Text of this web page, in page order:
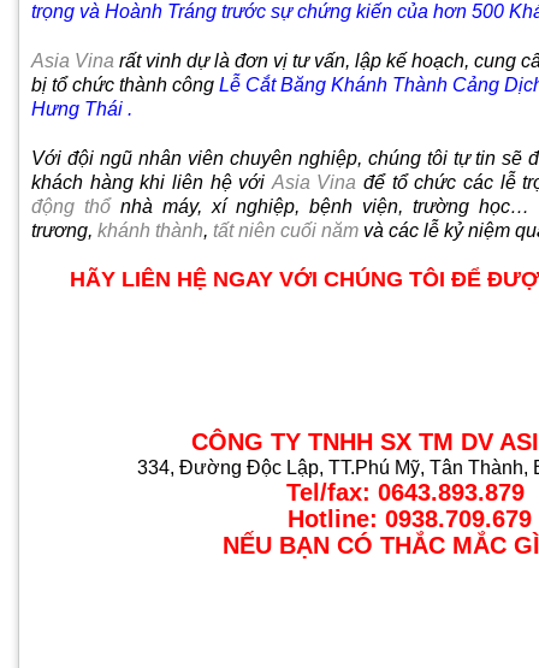
trọng và Hoành Tráng trước sự chứng kiến của hơn 500
Asia Vina rất vinh dự là đơn vị tư vấn, lập kế hoạch, cung
bị tổ chức thành công Lễ Cắt Băng Khánh Thành Cảng
Hưng Thái .
Với đội ngũ nhân viên chuyên nghiệp, chúng tôi tự tin sẽ
khách hàng khi liên hệ với Asia Vinađể tổ chức các lễ
động thổnhà máy, xí nghiệp, bệnh viện, trường học…
trương, khánh thành, tất niên cuối năm và các lễ kỷ niệm
HÃY LIÊN HỆ NGAY VỚI CHÚNG TÔI ĐỂ
CÔNG TY TNHH SX TM DV
334, Ðường Độc Lập, TT.Phú Mỹ, Tân Thành,
Tel/fax: 0643.893.879
Hotline: 0938.709.679
NẾU BẠN CÓ THẮC MẮC